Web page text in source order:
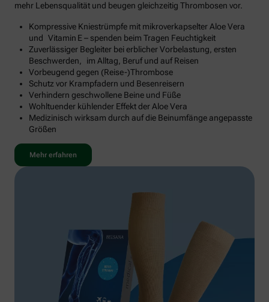
mehr Lebensqualität und beugen gleichzeitig Thrombosen vor.
Kompressive Kniestrümpfe mit mikroverkapselter Aloe Vera
und Vitamin E – spenden beim Tragen Feuchtigkeit
Zuverlässiger Begleiter bei erblicher Vorbelastung, ersten
Beschwerden, im Alltag, Beruf und auf Reisen
Vorbeugend gegen (Reise-)Thrombose
Schutz vor Krampfadern und Besenreisern
Verhindern geschwollene Beine und Füße
Wohltuender kühlender Effekt der Aloe Vera
Medizinisch wirksam durch auf die Beinumfänge angepasste
Größen
Mehr erfahren